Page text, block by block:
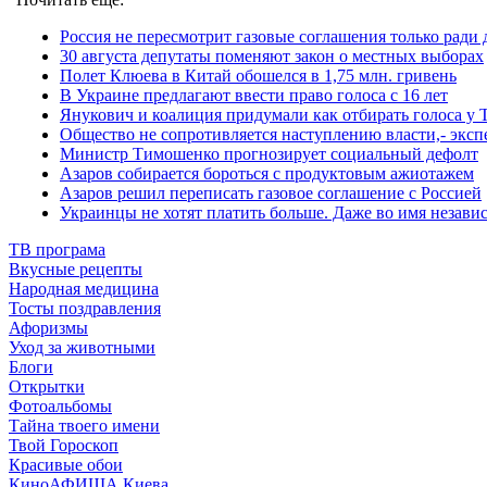
Россия не пересмотрит газовые соглашения только
30 августа депутаты поменяют закон о местных выборах
Полет Клюева в Китай обошелся в 1,75 млн. гривень
В Украине предлагают ввести право голоса с 16 лет
Янукович и коалиция придумали как отбирать голоса у
Общество не сопротивляется наступлению власти,-
Министр Тимошенко прогнозирует социальный дефолт
Азаров собирается бороться с продуктовым ажиотажем
Азаров решил переписать газовое соглашение с Россией
Украинцы не хотят платить больше. Даже во имя
ТВ програма
Вкусные рецепты
Народная медицина
Тосты поздравления
Афоризмы
Уход за животными
Блоги
Открытки
Фотоальбомы
Тайна твоего имени
Твой Гороскоп
Красивые обои